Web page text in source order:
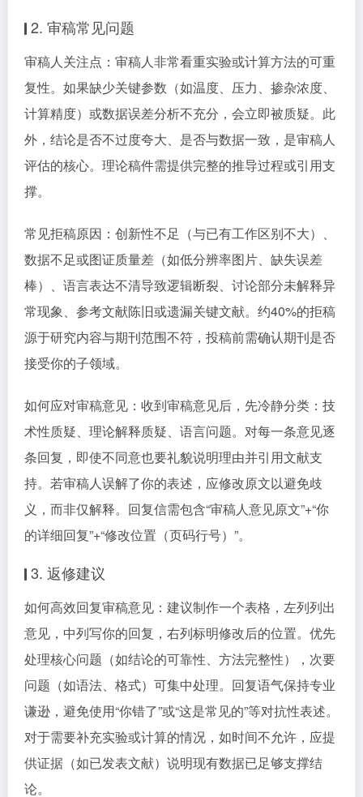
2. 审稿常见问题
审稿人关注点：审稿人非常看重实验或计算方法的可重
复性。如果缺少关键参数（如温度、压力、掺杂浓度、
计算精度）或数据误差分析不充分，会立即被质疑。此
外，结论是否不过度夸大、是否与数据一致，是审稿人
评估的核心。理论稿件需提供完整的推导过程或引用支
撑。
常见拒稿原因：创新性不足（与已有工作区别不大）、
数据不足或图证质量差（如低分辨率图片、缺失误差
棒）、语言表达不清导致逻辑断裂、讨论部分未解释异
常现象、参考文献陈旧或遗漏关键文献。约40%的拒稿
源于研究内容与期刊范围不符，投稿前需确认期刊是否
接受你的子领域。
如何应对审稿意见：收到审稿意见后，先冷静分类：技
术性质疑、理论解释质疑、语言问题。对每一条意见逐
条回复，即使不同意也要礼貌说明理由并引用文献支
持。若审稿人误解了你的表述，应修改原文以避免歧
义，而非仅解释。回复信需包含“审稿人意见原文”+“你
的详细回复”+“修改位置（页码行号）”。
3. 返修建议
如何高效回复审稿意见：建议制作一个表格，左列列出
意见，中列写你的回复，右列标明修改后的位置。优先
处理核心问题（如结论的可靠性、方法完整性），次要
问题（如语法、格式）可集中处理。回复语气保持专业
谦逊，避免使用“你错了”或“这是常见的”等对抗性表述。
对于需要补充实验或计算的情况，如时间不允许，应提
供证据（如已发表文献）说明现有数据已足够支撑结
论。